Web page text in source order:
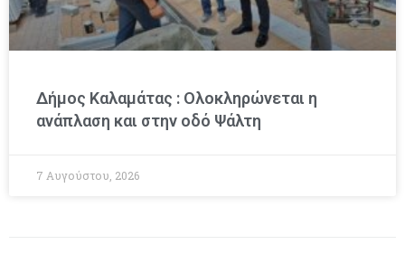
Δήμος Καλαμάτας : Ολοκληρώνεται η
ανάπλαση και στην οδό Ψάλτη
7 Αυγούστου, 2026